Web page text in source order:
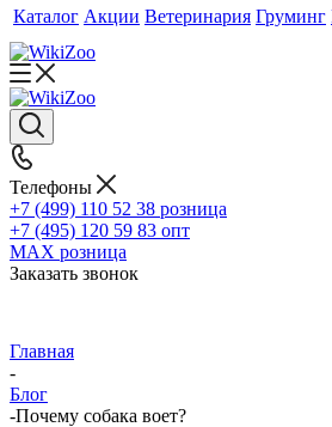
Каталог Акции Ветеринария Груминг
Телефоны
+7 (499) 110 52 38 розница
+7 (495) 120 59 83 опт
MAX розница
Заказать звонок
Главная
-
Блог
-Почему собака воет?